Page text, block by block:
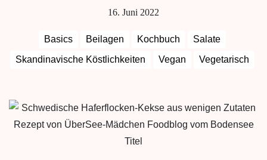
16. Juni 2022
Basics Beilagen Kochbuch
Salate
Skandinavische Köstlichkeiten
Vegan Vegetarisch